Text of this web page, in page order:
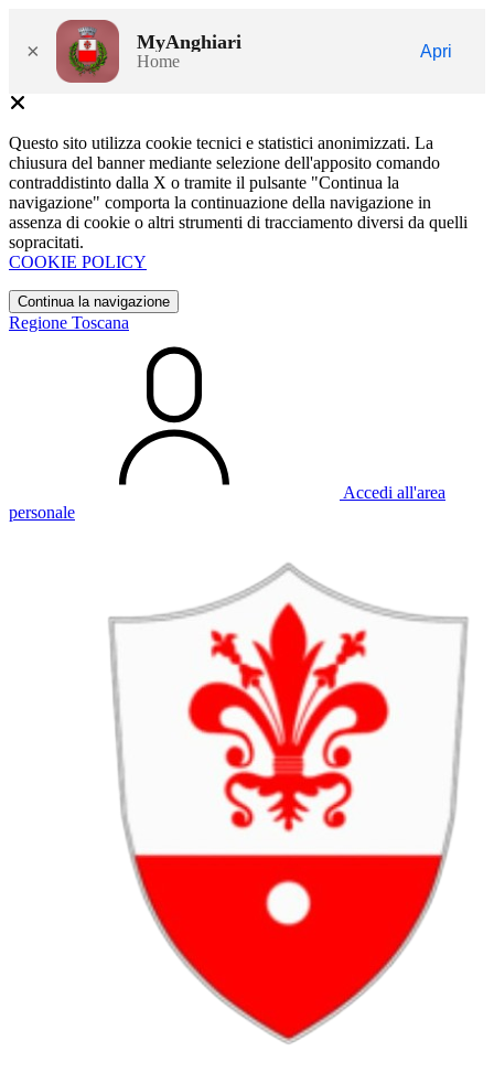
× MyAnghiari
Home
Apri
Questo sito utilizza cookie tecnici e statistici anonimizzati. La
chiusura del banner mediante selezione dell'apposito comando
contraddistinto dalla X o tramite il pulsante "Continua la
navigazione" comporta la continuazione della navigazione in
assenza di cookie o altri strumenti di tracciamento diversi da quelli
sopracitati.
COOKIE POLICY
Continua la navigazione
Regione Toscana
Accedi all'area
personale